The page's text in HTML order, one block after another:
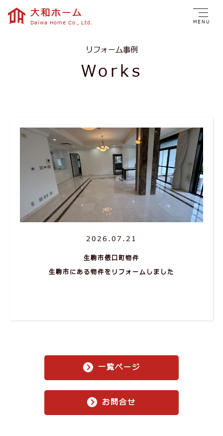
MENU
大和ホーム
Daiwa Home Co., Ltd.
リフォーム事例
Works
詳細
2026.07.21
生駒市俵口町物件
生駒市にある物件をリフォームしました
一覧ページ
お問合せ